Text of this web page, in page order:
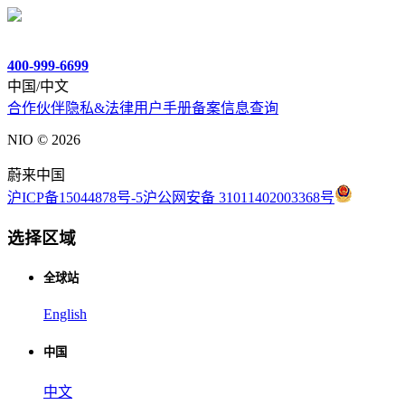
400-999-6699
中国/中文
合作伙伴隐私&法律用户手册备案信息查询
NIO © 2026
蔚来中国
沪ICP备15044878号-5沪公网安备 31011402003368号
选择区域
全球站
English
中国
中文